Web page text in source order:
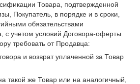
Товара, подтвержденной
Покупатель, в порядке и в сроки,
обязательствами
с учетом условий Договора-оферты
требовать от Продавца:
и возврат уплаченной за Товар
такой же Товар или на аналогичный,